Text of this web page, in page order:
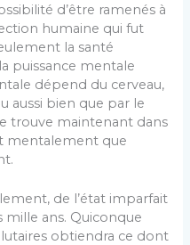
d’être ramenés à
humaine qui fut
la santé
puissance mentale
dépend du cerveau,
aussi bien que par le
trouve maintenant dans
mentalement que
de l’état imparfait
mille ans. Quiconque
obtiendra ce dont